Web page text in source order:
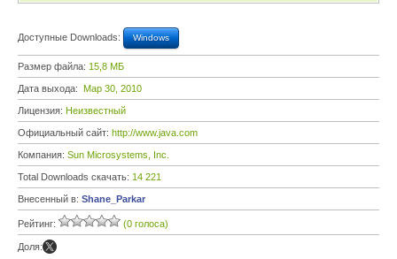
Доступные Downloads: Windows
Размер файла: 15,8 МБ
Дата выхода: Мар 30, 2010
Лицензия: Неизвестный
Официальный сайт: http://www.java.com
Компания: Sun Microsystems, Inc.
Total Downloads скачать: 14 221
Внесенный в: Shane_Parkar
Рейтинг: (0 голоса)
Доля: